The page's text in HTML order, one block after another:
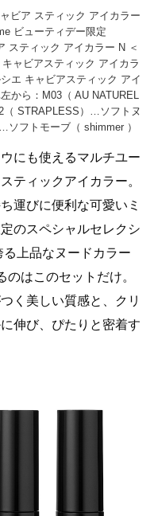
ビア スティック アイカラー
ビューティデー限定
スティック アイカラー N ＜
ャビアスティック アイカラ
エ キャビアスティック アイ
から：M03（ AU NATUREL
（ STRAPLESS）…ソフトヌ
フトモーブ（ shimmer ）
にも使えるマルチユー
ティックアイカラー。
運びに便利な可愛いミ
のスペシャルセレクシ
上品なヌードカラー
はこのセットだけ。
く美しい質感と、クリ
伸び、ぴたりと密着す